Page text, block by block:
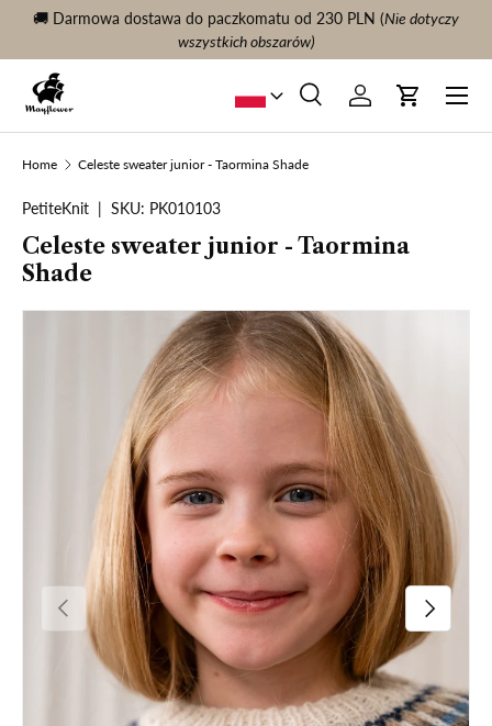
KONTYNUUJ TREŚĆ
🚚 Darmowa dostawa do paczkomatu od 230 PLN (Nie dotyczy
wszystkich obszarów)
Szukaj
SzukajZaloguj sie
Wóz
Menu
Home Celeste sweater junior - Taormina Shade
PetiteKnit | SKU: PK010103
Celeste sweater junior - Taormina
Shade
POPRZEDNI